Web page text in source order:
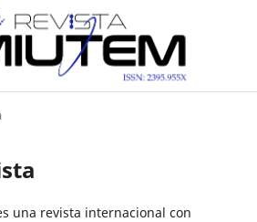
una revista internacional con